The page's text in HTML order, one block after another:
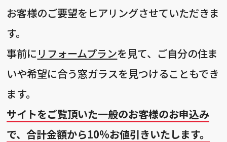
お客様のご要望をヒアリングさせていただきま
す。
事前に リフォームプランを見て、ご自分の住ま
いや希望に合う窓ガラスを見つけることもでき
ます。
サイトをご覧頂いた一般のお客様のお申込み
で、合計金額から10%お値引きいたします。